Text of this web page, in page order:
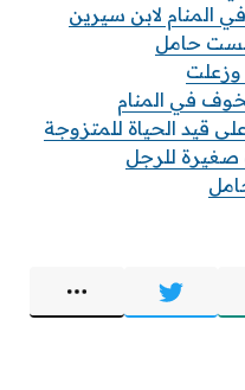
المنام لابن سيرين
لست حامل
في المنام
قيد الحياة للمتزوجة
صغيرة للرجل